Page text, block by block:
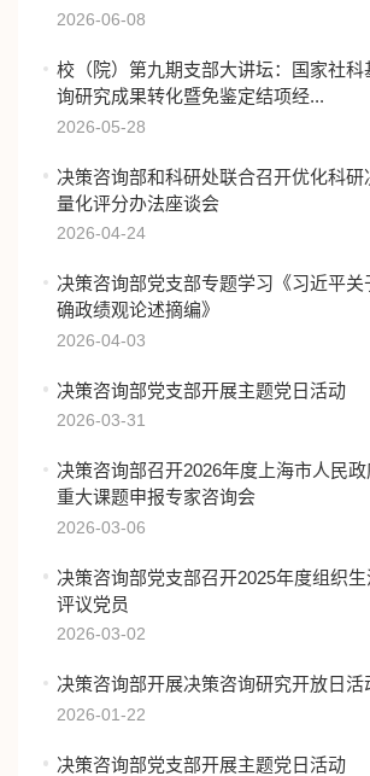
2026-06-08
校（院）第九期支部大讲坛：国家社科
询研究成果转化暨免鉴定结项经...
2026-05-28
决策咨询部和科研处联合召开优化科研
量化评分办法座谈会
2026-04-24
决策咨询部党支部专题学习《习近平关
确政绩观论述摘编》
2026-04-03
决策咨询部党支部开展主题党日活动
2026-03-31
决策咨询部召开2026年度上海市人民
重大课题申报专家咨询会
2026-03-06
决策咨询部党支部召开2025年度组织
评议党员
2026-03-02
决策咨询部开展决策咨询研究开放日活
2026-01-22
决策咨询部党支部开展主题党日活动